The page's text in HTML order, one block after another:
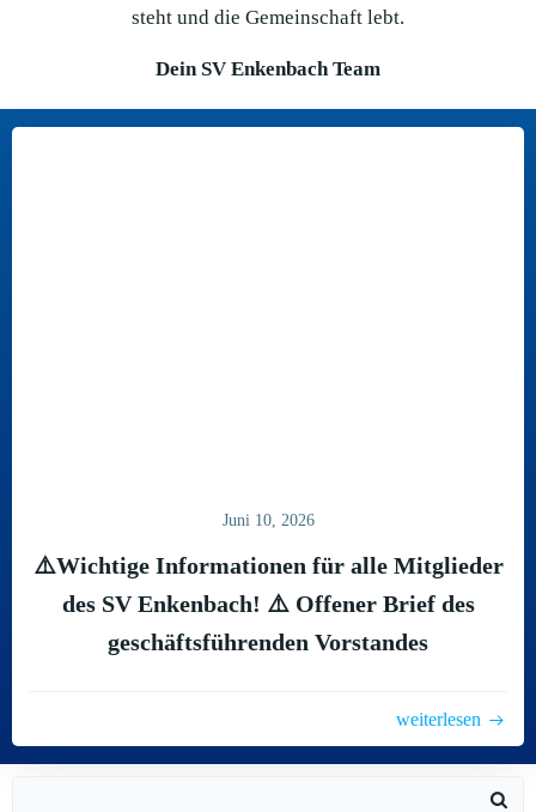
steht und die Gemeinschaft lebt.
Dein SV Enkenbach Team
Juni 10, 2026
⚠️Wichtige Informationen für alle Mitglieder
des SV Enkenbach! ⚠️ Offener Brief des
geschäftsführenden Vorstandes
weiterlesen